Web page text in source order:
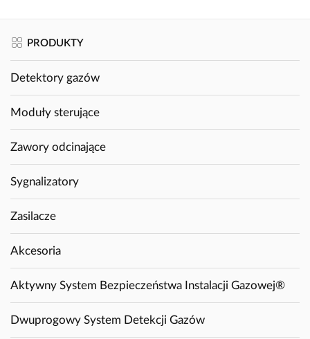
PRODUKTY
Detektory gazów
Moduły sterujące
Zawory odcinające
Sygnalizatory
Zasilacze
Akcesoria
Aktywny System Bezpieczeństwa Instalacji Gazowej®
Dwuprogowy System Detekcji Gazów